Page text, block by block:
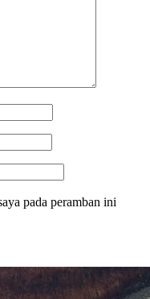
pada peramban ini